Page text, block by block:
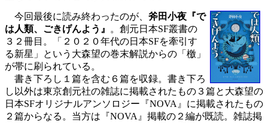
今回最後に読み終わったのが、 斧田小夜『で
は人類、ごきげんよう』
。創元日本SF叢書の
３２冊目。「２０２０年代の日本SFを牽引す
る新星」という大森望の巻末解説からの「檄」
が帯に刷られている。
書き下ろし１篇を含む６篇を収録。書き下ろ
し以外は東京創元社の雑誌に掲載されたもの３篇と大森望の
日本SFオリジナルアンソロジー『NOVA』に掲載されたもの
２篇からなる。当方は『NOVA』掲載の２編が既読。雑誌掲